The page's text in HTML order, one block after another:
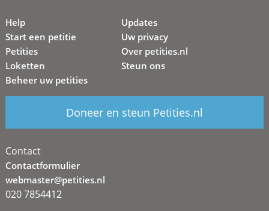
Help
Start een petitie
Petities
Loketten
Beheer uw petities
Updates
Uw privacy
Over petities.nl
Steun ons
Doneer en steun Petities.nl
Contact
Contactformulier
webmaster@petities.nl
020 7854412